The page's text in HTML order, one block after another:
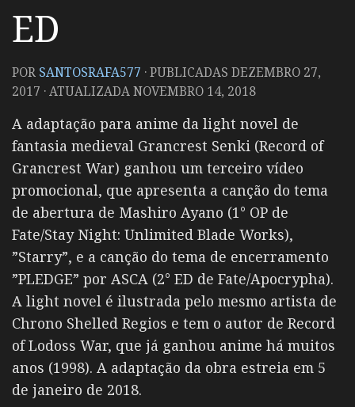
ED
POR SANTOSRAFA577 · PUBLICADAS DEZEMBRO 27,
2017 · ATUALIZADANOVEMBRO 14, 2018
A adaptação para anime da light novel de
fantasia medieval Grancrest Senki (Record of
Grancrest War) ganhou um terceiro vídeo
promocional, que apresenta a canção do tema
de abertura de Mashiro Ayano (1° OP de
Fate/Stay Night: Unlimited Blade Works),
”Starry”, e a canção do tema de encerramento
”PLEDGE” por ASCA (2° ED de Fate/Apocrypha).
A light novel é ilustrada pelo mesmo artista de
Chrono Shelled Regios e tem o autor de Record
of Lodoss War, que já ganhou anime há muitos
anos (1998). A adaptação da obra estreia em 5
de janeiro de 2018.